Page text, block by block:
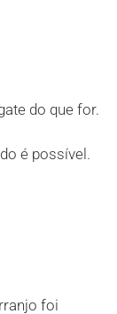
do que for.
é possível.
foi